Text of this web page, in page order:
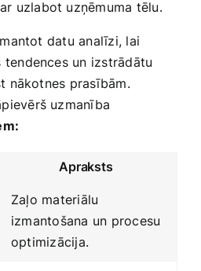
uzlabot uzņēmuma tēlu.
datu analīzi, lai⁤
un izstrādātu
nākotnes prasībām.
uzmanība
Apraksts
Zaļo materiālu
izmantošana un procesu
​optimizācija.